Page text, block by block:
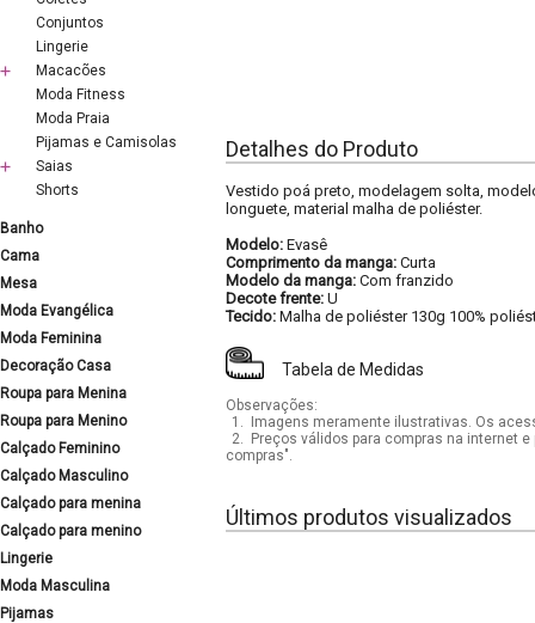
Conjuntos
Lingerie
Macacões
Moda Fitness
Moda Praia
Pijamas e Camisolas
Saias
Shorts
Banho
Cama
Mesa
Moda Evangélica
Moda Feminina
Decoração Casa
Roupa para Menina
Roupa para Menino
Calçado Feminino
Calçado Masculino
Calçado para menina
Calçado para menino
Lingerie
Moda Masculina
Pijamas
Detalhes do Produto
Vestido poá preto, modelagem solta,
longuete, material malha de poliéster.
Modelo: Evasê
Comprimento da manga: Curta
Modelo da manga: Com franzido
Decote frente: U
Tecido: Malha de poliéster 130g 100%
Tabela de Medidas
Observações:
1.
Imagens meramente ilustrativas. Os
2.
Preços válidos para compras na internet
compras".
Últimos produtos visualizados